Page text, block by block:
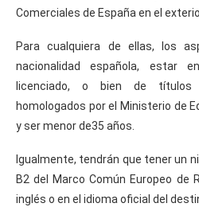
Comerciales de España en el
Para cualquiera de ellas, los
nacionalidad española, estar
licenciado, o bien de títulos
homologados por el Ministerio de
y ser menor de35 años.
Igualmente, tendrán que tener un
B2 del Marco Común Europeo de
inglés o en el idioma oficial del